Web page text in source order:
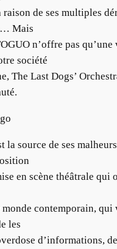
raison de ses multiples
Mais
n’offre pas qu’une
société
The Last Dogs’
la source de ses
en scène théâtrale qui
monde contemporain,
les
d’informations, de